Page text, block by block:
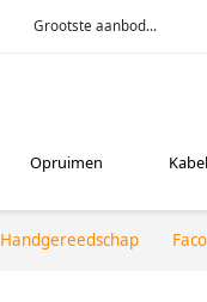
Grootste aanbod...
Opruimen
Handgereedschap